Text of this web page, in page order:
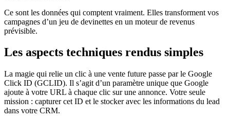
Ce sont les données qui comptent vraiment. Elles transforment vos
campagnes d’un jeu de devinettes en un moteur de revenus
prévisible.
Les aspects techniques rendus simples
La magie qui relie un clic à une vente future passe par le Google
Click ID (GCLID). Il s’agit d’un paramètre unique que Google
ajoute à votre URL à chaque clic sur une annonce. Votre seule
mission : capturer cet ID et le stocker avec les informations du lead
dans votre CRM.